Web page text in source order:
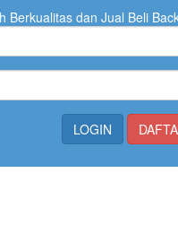
Berkualitas dan Jual Beli